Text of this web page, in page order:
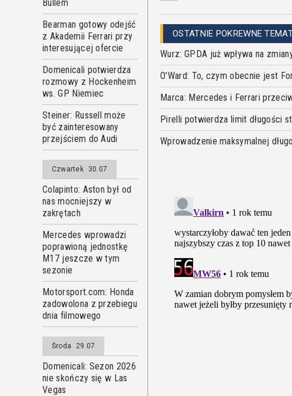
Bullem
Bearman gotowy odejść
z Akademii Ferrari przy
interesującej ofercie
Domenicali potwierdza
rozmowy z Hockenheim
ws. GP Niemiec
Steiner: Russell może
być zainteresowany
przejściem do Audi
Czwartek 30.07
Colapinto: Aston był od
nas mocniejszy w
zakrętach
Mercedes wprowadzi
poprawioną jednostkę
M17 jeszcze w tym
sezonie
Motorsport.com: Honda
zadowolona z przebiegu
dnia filmowego
Środa 29.07
Domenicali: Sezon 2026
nie skończy się w Las
Vegas
OSTATNIE POKREWNE
Wurz: GPDA już wpływa na
O'Ward: To, czym obecnie jest
Marca: Mercedes i Ferrari
Pirelli potwierdza limit długości
Wprowadzenie maksymalnej